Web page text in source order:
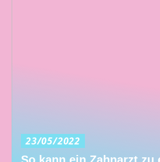
23/05/2022
So kann ein Zahnarzt zu